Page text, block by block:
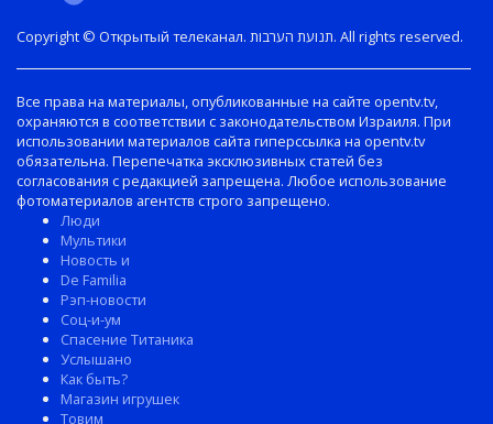
Copyright © Открытый телеканал. תנועת הערבות. All rights reserved.
Все права на материалы, опубликованные на сайте opentv.tv,
охраняются в соответствии с законодательством Израиля. При
использовании материалов сайта гиперссылка на opentv.tv
обязательна. Перепечатка эксклюзивных статей без
согласования с редакцией запрещена. Любое использование
фотоматериалов агентств строго запрещено.
Люди
Мультики
Новость и
De Familia
Рэп-новости
Соц-и-ум
Спасение Титаника
Услышано
Как быть?
Магазин игрушек
Товим